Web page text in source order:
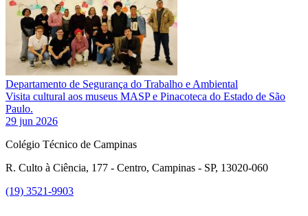
Departamento de Segurança do Trabalho e Ambiental
Visita cultural aos museus MASP e Pinacoteca do Estado de São
Paulo.
29 jun 2026
Colégio Técnico de Campinas
R. Culto à Ciência, 177 - Centro, Campinas - SP, 13020-060
(19) 3521-9903